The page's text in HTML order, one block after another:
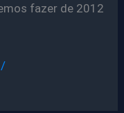
fazer de 2012